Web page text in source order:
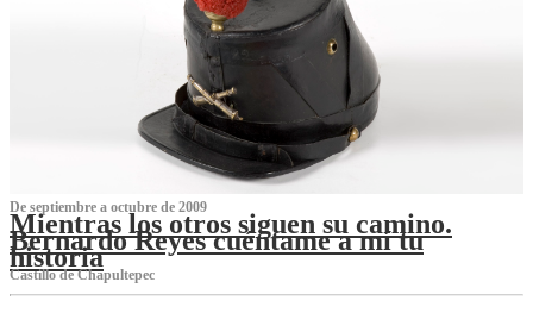
De septiembre a octubre de 2009
Mientras los otros siguen su camino.
Bernardo Reyes cuéntame a mí tu
historia
Castillo de Chapultepec